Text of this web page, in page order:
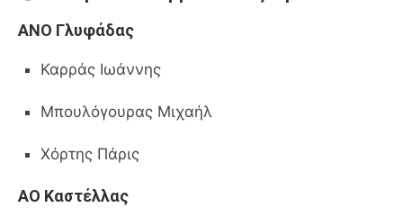
ΑΝΟ Γλυφάδας
Καρράς Ιωάννης
Μπουλόγουρας Μιχαήλ
Χόρτης Πάρις
ΑΟ Καστέλλας